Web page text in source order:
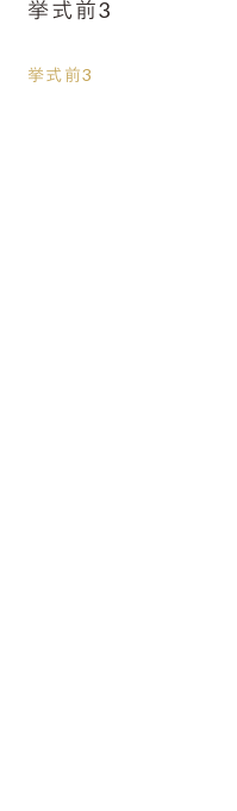
挙式前3
挙式前3